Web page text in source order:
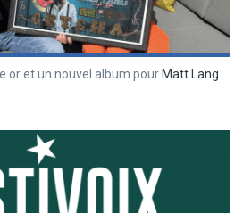
or et un nouvel album pour Matt Lang